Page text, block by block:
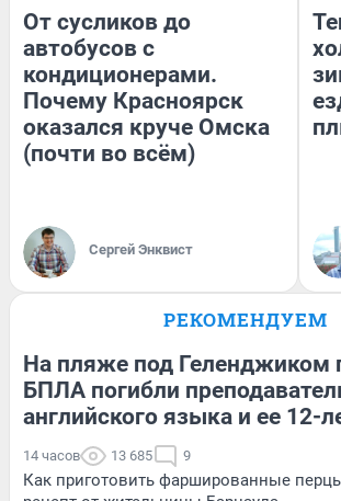
От сусликов до
автобусов с
кондиционерами.
Почему Красноярск
оказался круче Омска
(почти во всём)
Сергей Энквист
РЕКОМЕНДУЕМ
На пляже под Геленджиком
БПЛА погибли
английского языка и ее 12-
14 часов 13 685 9
Как приготовить фаршированные